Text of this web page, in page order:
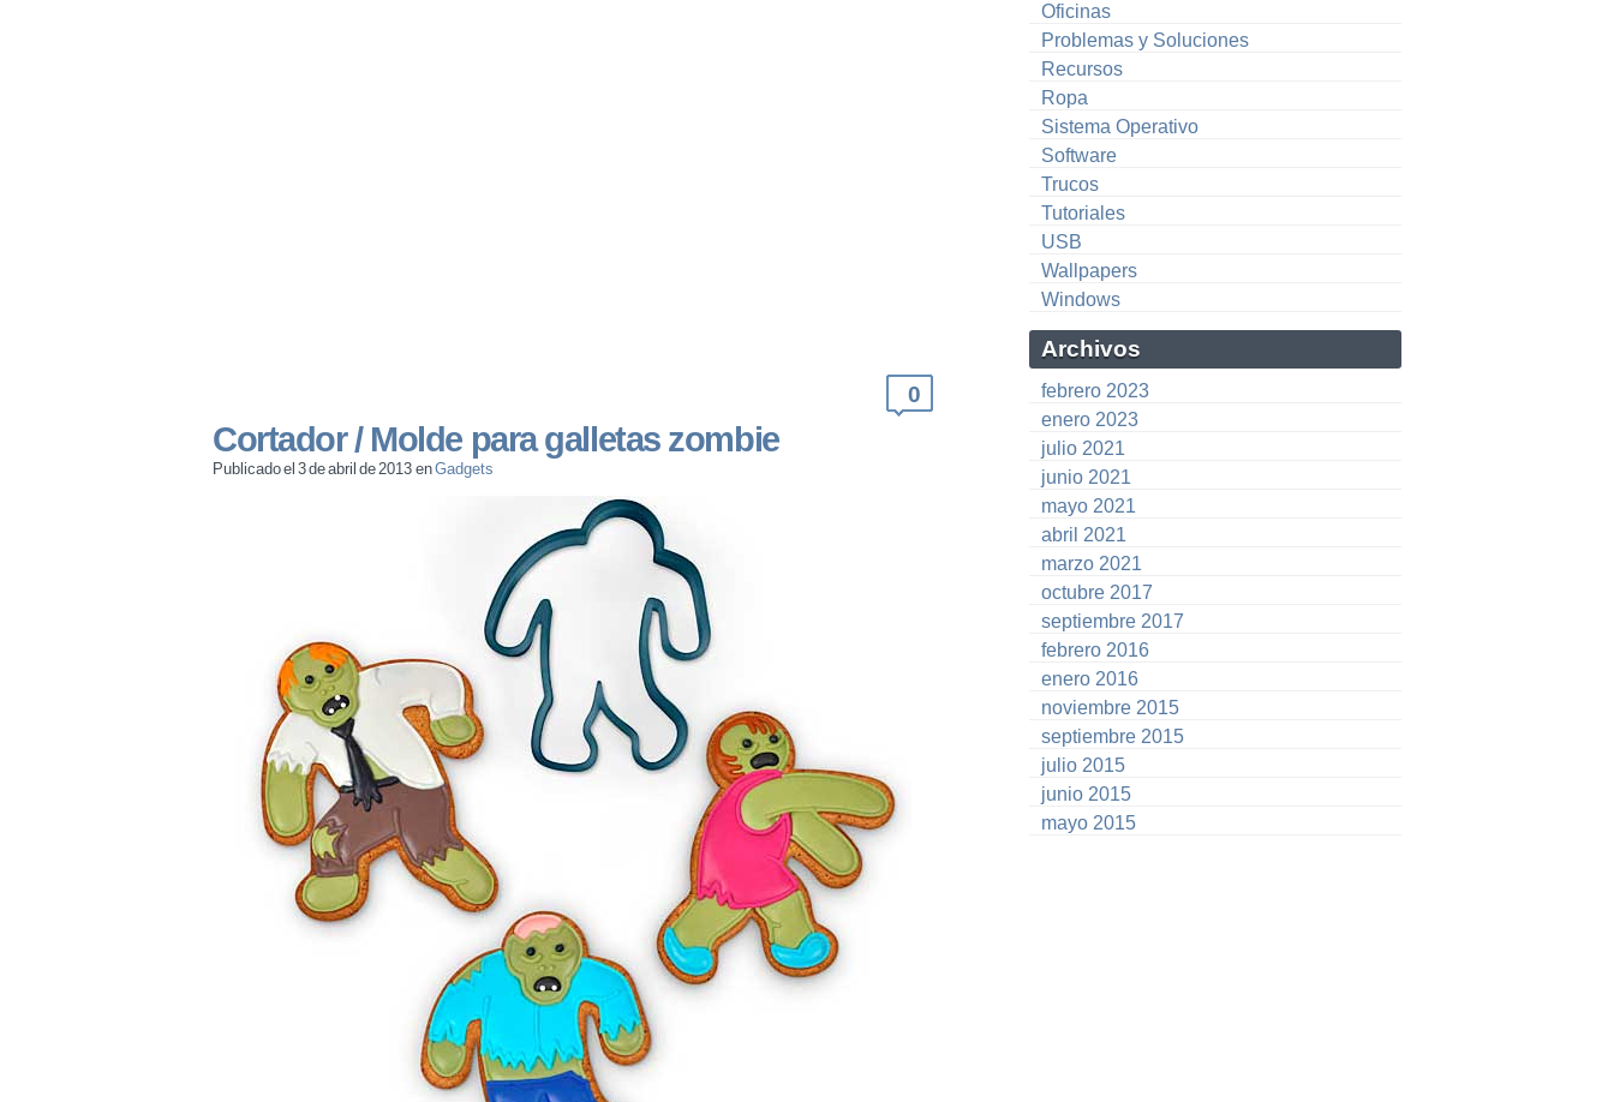
0
Cortador / Molde para galletas zombie
Publicado el 3 de abril de 2013 enGadgets
Oficinas
Problemas y Soluciones
Recursos
Ropa
Sistema Operativo
Software
Trucos
Tutoriales
USB
Wallpapers
Windows
Archivos
febrero 2023
enero 2023
julio 2021
junio 2021
mayo 2021
abril 2021
marzo 2021
octubre 2017
septiembre 2017
febrero 2016
enero 2016
noviembre 2015
septiembre 2015
julio 2015
junio 2015
mayo 2015